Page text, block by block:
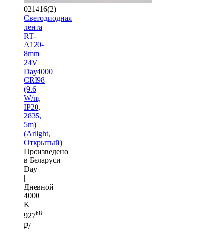
021416(2)
Светодиодная
лента
RT-
A120-
8mm
24V
Day4000
CRI98
(9.6
W/m,
IP20,
2835,
5m)
(Arlight,
Открытый)
Произведено
в Беларуси
Day
|
Дневной
4000
K
92768
₽/